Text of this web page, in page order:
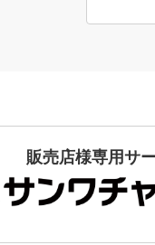
販売店様専用サ